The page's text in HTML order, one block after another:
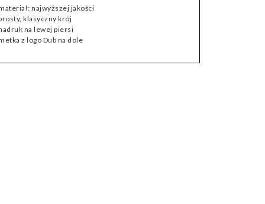
najwyższej jakości
klasyczny krój
na lewej piersi
z logo Dub na dole